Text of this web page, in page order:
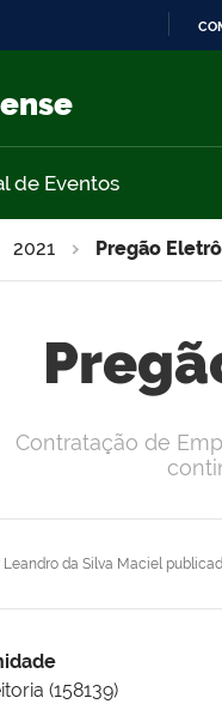
de Eventos
2021 Pregão
Leandro da Silva Maciel
Contratação de
(158139)